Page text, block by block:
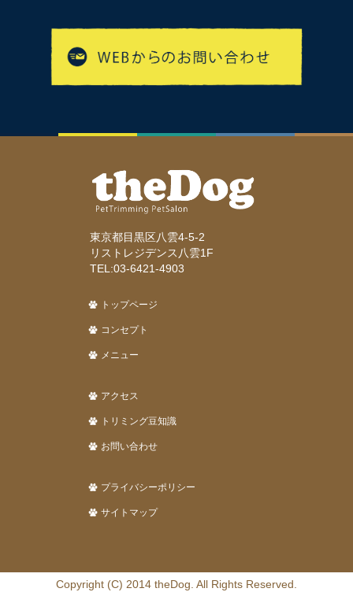
東京都目黒区八雲4-5-2
リストレジデンス八雲1F
TEL:03-6421-4903
トップページ
コンセプト
メニュー
アクセス
トリミング豆知識
お問い合わせ
プライバシーポリシー
サイトマップ
Copyright (C) 2014 theDog. All Rights Reserved.